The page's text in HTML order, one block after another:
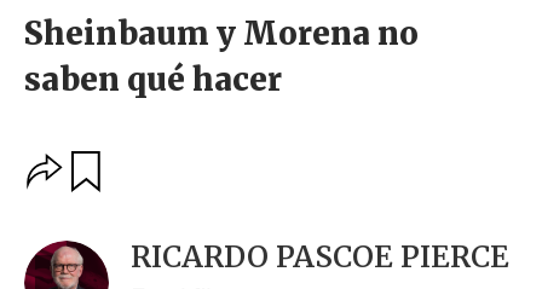
Sheinbaum y Morena no
saben qué hacer
O
p
o
n
a
RICARDO PASCOE PIERCE